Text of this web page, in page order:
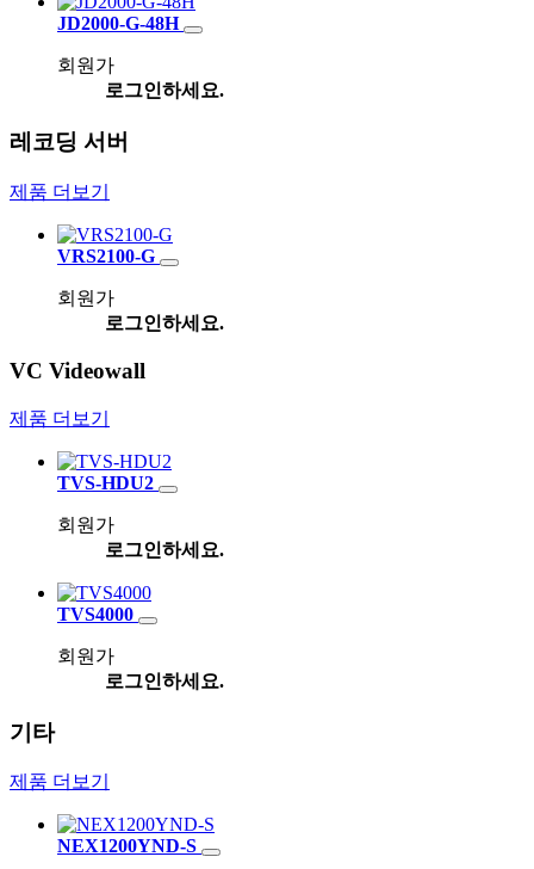
JD2000-G-48H
회원가
로그인하세요.
레코딩 서버
제품 더보기
VRS2100-G
회원가
로그인하세요.
VC Videowall
제품 더보기
TVS-HDU2
회원가
로그인하세요.
TVS4000
회원가
로그인하세요.
기타
제품 더보기
NEX1200YND-S